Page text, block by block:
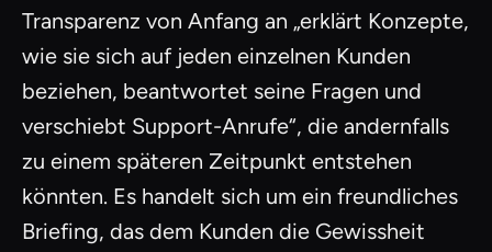
Transparenz von Anfang an „erklärt Konzepte,
wie sie sich auf jeden einzelnen Kunden
beziehen, beantwortet seine Fragen und
verschiebt Support-Anrufe“, die andernfalls
zu einem späteren Zeitpunkt entstehen
könnten. Es handelt sich um ein freundliches
Briefing, das dem Kunden die Gewissheit